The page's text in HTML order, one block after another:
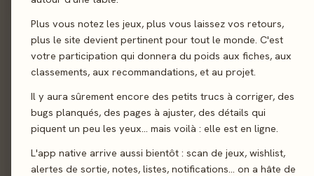
Plus vous notez les jeux, plus vous laissez vos retours,
plus le site devient pertinent pour tout le monde. C'est
votre participation qui donnera du poids aux fiches, aux
classements, aux recommandations, et au projet.
Il y aura sûrement encore des petits trucs à corriger, des
bugs planqués, des pages à ajuster, des détails qui
piquent un peu les yeux… mais voilà : elle est en ligne.
L'app native arrive aussi bientôt : scan de jeux, wishlist,
alertes de sortie, notes, listes, notifications… on a hâte de
Sortie 3 mai
Andrzej Betkiewicz Krzysztof Piskorski
Samborski·Marcin
Illustration Dominik Mayer ·Piotr Gacek·Patryk Jędraszek
Ewa
Éditeur Awaken